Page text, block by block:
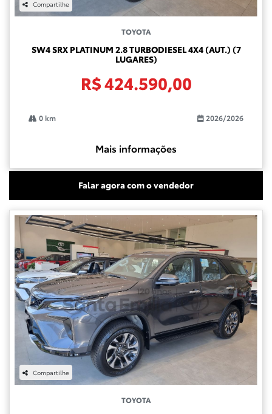
Compartilhe
TOYOTA
SW4 SRX PLATINUM 2.8 TURBODIESEL 4X4 (AUT.) (7
LUGARES)
R$ 424.590,00
0 km 2026/2026
Mais informações
Falar agora com o vendedor
Compartilhe
TOYOTA